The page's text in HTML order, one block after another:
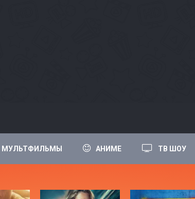
МУЛЬТФИЛЬМЫ АНИМЕ ТВ ШОУ